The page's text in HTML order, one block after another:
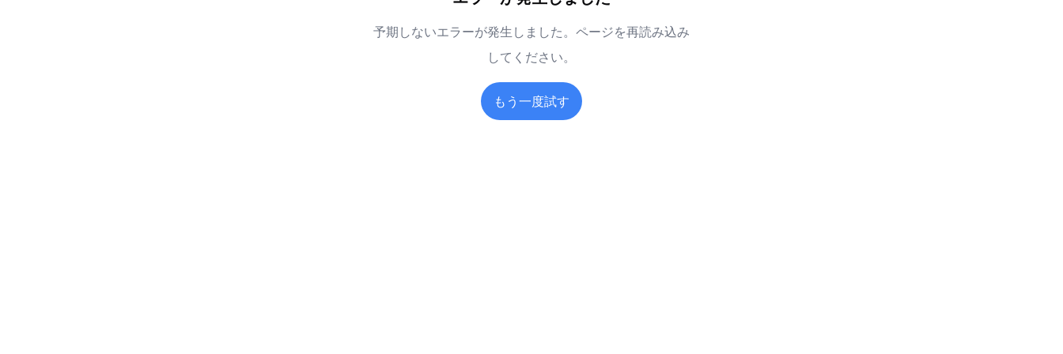
予期しないエラーが発生しました。ページを再読み込み
してください。
もう一度試す